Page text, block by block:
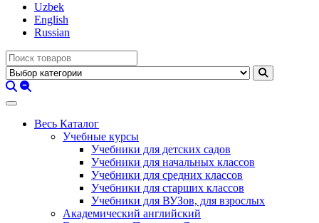
Uzbek
English
Russian
Весь Каталог
Учебные курсы
Учебники для детских садов
Учебники для начальных классов
Учебники для средних классов
Учебники для старших классов
Учебники для ВУЗов, для взрослых
Академический английский